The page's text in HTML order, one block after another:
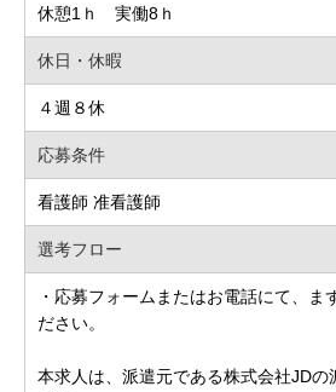
休憩1ｈ 実働8ｈ
休日・休暇
４週８休
応募条件
看護師 准看護師
選考フロー
・応募フォームまたはお電話にて、ま
ださい。
本求人は、派遣元である株式会社JDの